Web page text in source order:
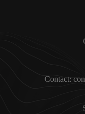
Contact: